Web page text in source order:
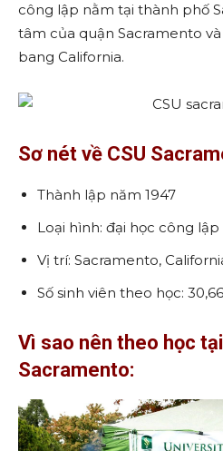
công lập nằm tại thành phố
tâm của quận Sacramento
bang California.
Sơ nét về CSU
Thành lập năm 1947
Loại hình: đại học công lập
Vị trí: Sacramento,
Số sinh viên theo học:
Vì sao nên theo học
Sacramento: